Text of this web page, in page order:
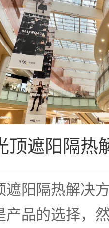
遮阳隔热解决
产品的选择，